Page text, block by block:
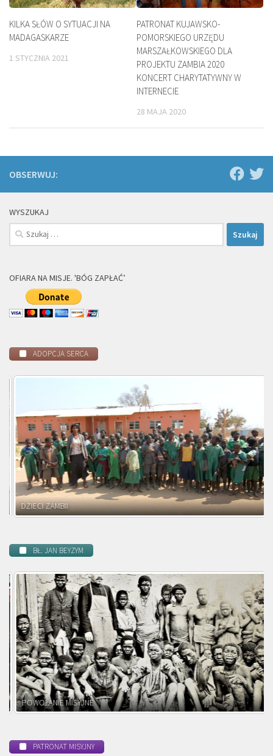
KILKA SŁÓW O SYTUACJI NA
MADAGASKARZE
1 STYCZNIA 2021
PATRONAT KUJAWSKO-
POMORSKIEGO URZĘDU
MARSZAŁKOWSKIEGO DLA
PROJEKTU ZAMBIA 2020
KONCERT CHARYTATYWNY W
INTERNECIE
28 MAJA 2020
OBSERWUJ:
WYSZUKAJ
Szukaj:
OFIARA NA MISJE. 'BÓG ZAPŁAĆ’
ADOPCJA SERCA
DZIECI ZAMBII
BŁ. JAN BEYZYM
POWOŁANIE MISYJNE
PATRONAT MISYJNY